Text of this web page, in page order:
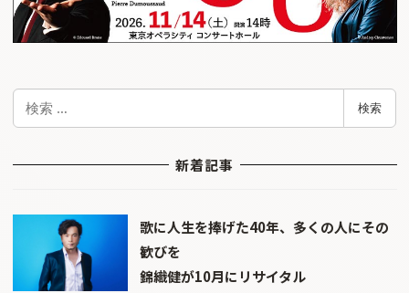
検
検索
新着記事
歌に人生を捧げた40年、多くの人にその
歓びを
錦織健が10月にリサイタル